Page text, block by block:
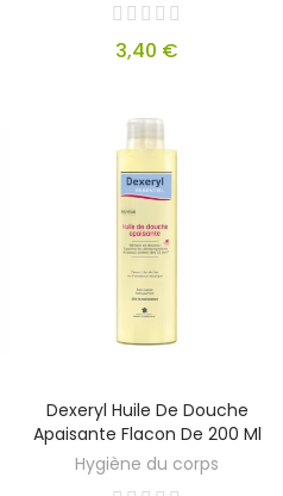
3,40 €
Dexeryl Huile De Douche
Apaisante Flacon De 200 Ml
Hygiène du corps